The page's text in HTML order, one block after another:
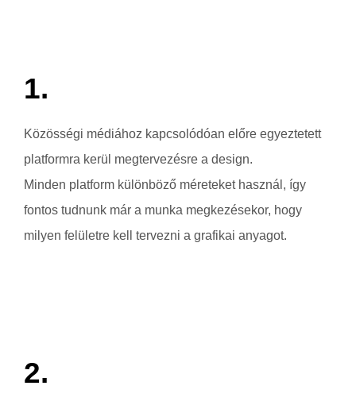
1.
Közösségi médiához kapcsolódóan előre egyeztetett
platformra kerül megtervezésre a design.
Minden platform különböző méreteket használ, így
fontos tudnunk már a munka megkezésekor, hogy
milyen felületre kell tervezni a grafikai anyagot.
2.